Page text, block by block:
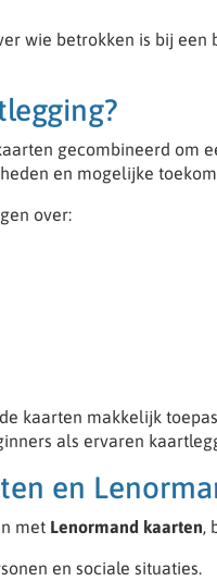
wie betrokken is bij een
gecombineerd om
en mogelijke
over:
kaarten makkelijk
als ervaren
en
met Lenormand kaarten,
en sociale situaties.